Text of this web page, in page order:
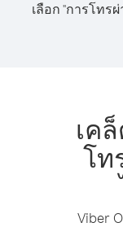
เลือก "การโทร
เค
โท
Viber